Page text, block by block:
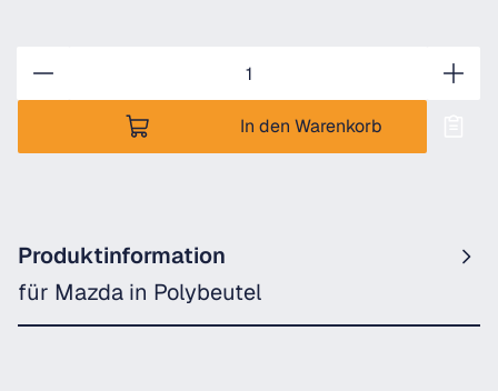
In den Warenkorb
Produktinformation
für Mazda in Polybeutel